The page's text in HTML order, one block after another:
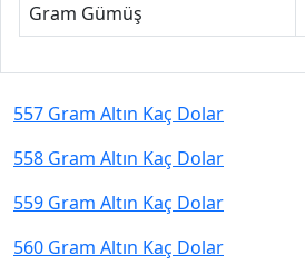
Gram Gümüş
557 Gram Altın Kaç Dolar
558 Gram Altın Kaç Dolar
559 Gram Altın Kaç Dolar
560 Gram Altın Kaç Dolar